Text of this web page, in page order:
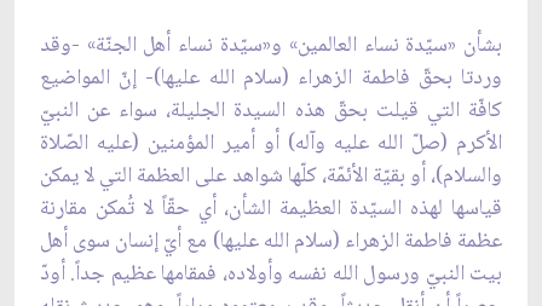
بشأن «سيّدة نساء العالمين» و«سيّدة نساء أهل الجنّة» -وقد
وردتا بحقّ فاطمة الزهراء (سلام الله عليها)- إنّ المواضيع
كافّة التي قيلت بحقّ هذه السيدة الجليلة، سواء عن النبيّ
الأكرم (صلّ الله عليه وآله) أو أمير المؤمنين (عليه الصّلاة
والسلام)، أو بقيّة الأئمّة، كلّها شواهد على العظمة التي لا يمكن
قياسها لهذه السيّدة العظيمة الشأن، أي حقّاً لا تُمكن مقارنة
عظمة فاطمة الزهراء (سلام الله عليها) مع أيّ إنسان سوى أهل
بيت النبيّ ورسول الله نفسه وأولاده، فمقامها عظيم جداً. أودّ